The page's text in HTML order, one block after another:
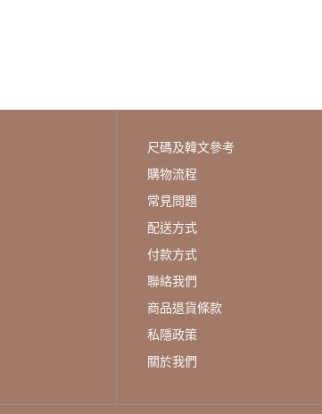
色♡襪子
HK$28
尺碼及韓文參考
購物流程
常見問題
配送方式
付款方式
聯絡我們
商品退貨條款
私隱政策
關於我們